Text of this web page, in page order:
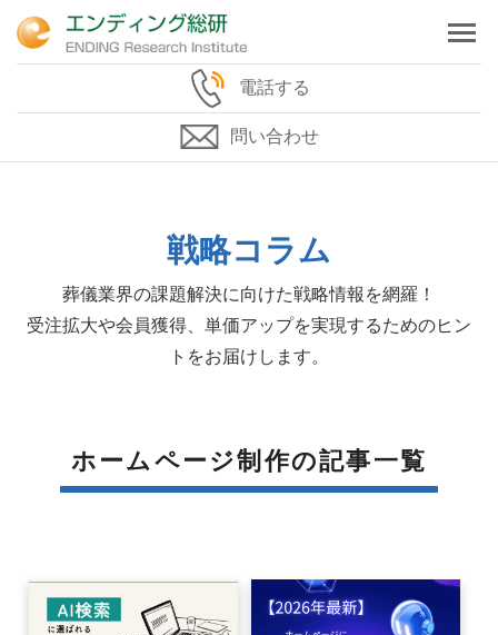
電話する
問い合わせ
戦略コラム
葬儀業界の課題解決に向けた戦略情報を網羅！
受注拡大や会員獲得、単価アップを実現するためのヒン
トをお届けします。
ホームページ制作の記事一覧